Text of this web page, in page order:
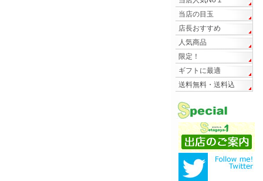
当店の目玉
店長おすすめ
人気商品
限定！
ギフトに最適
送料無料・送料込